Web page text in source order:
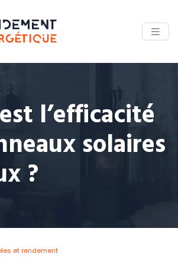
l’efficacité
solaires
?
et rendement